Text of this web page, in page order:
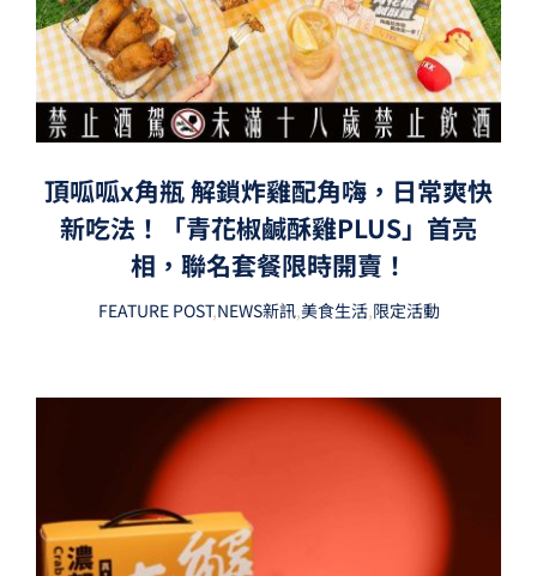
頂呱呱x角瓶 解鎖炸雞配角嗨，日常爽快
新吃法！「青花椒鹹酥雞PLUS」首亮
相，聯名套餐限時開賣！
FEATURE POST,NEWS新訊,美食生活,限定活動